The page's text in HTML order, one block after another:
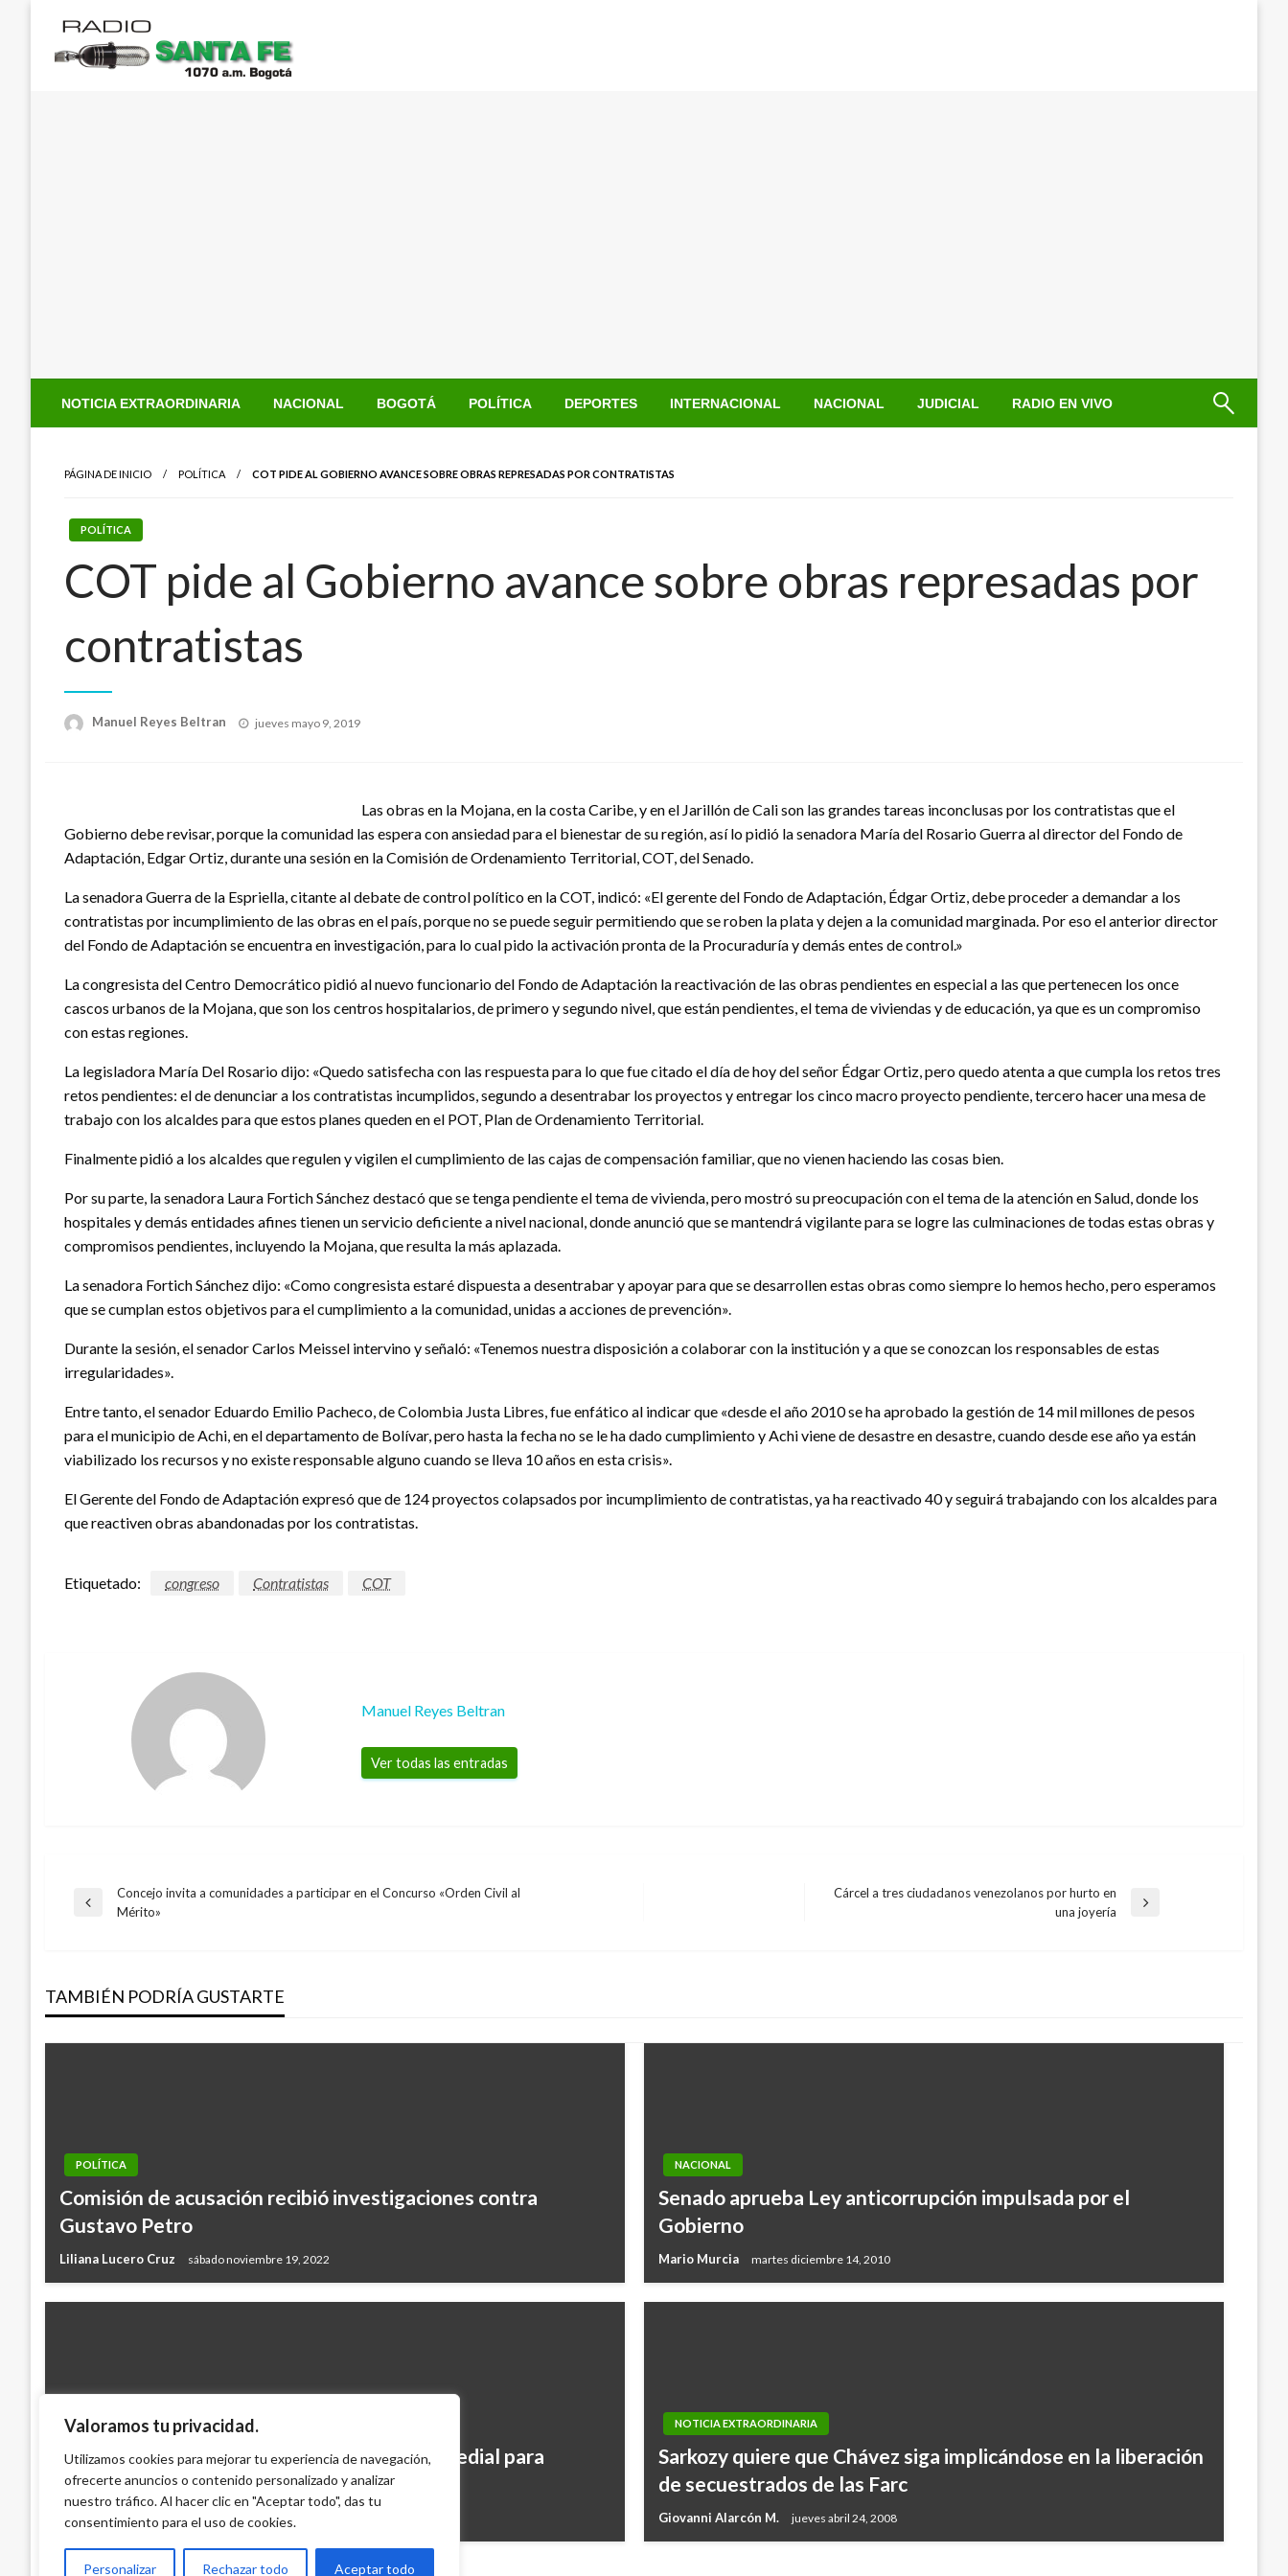
Valoramos tu privacidad.
Utilizamos cookies para mejorar tu experiencia de navegación,
ofrecerte anuncios o contenido personalizado y analizar
nuestro tráfico. Al hacer clic en "Aceptar todo", das tu
consentimiento para el uso de cookies.
Personalizar Rechazar todo Aceptar todo
contenido
NOTICIA EXTRAORDINARIA NACIONAL BOGOTÁ POLÍTICA DEPORTES INTERNACIONAL NACIONAL JUDICIAL RADIO EN VIVO
PÁGINA DE INICIO POLÍTICA COT PIDE AL GOBIERNO AVANCE SOBRE OBRAS REPRESADAS POR CONTRATISTAS
POLÍTICA
COT pide al Gobierno avance sobre obras represadas por
contratistas
Manuel Reyes Beltran
Publicado
jueves mayo 9, 2019
Las obras en la Mojana, en la costa Caribe, y en el Jarillón de Cali son las grandes tareas inconclusas por los contratistas que el
Gobierno debe revisar, porque la comunidad las espera con ansiedad para el bienestar de su región, así lo pidió la senadora María del Rosario Guerra al director del Fondo de
Adaptación, Edgar Ortiz, durante una sesión en la Comisión de Ordenamiento Territorial, COT, del Senado.
La senadora Guerra de la Espriella, citante al debate de control político en la COT, indicó: «El gerente del Fondo de Adaptación, Édgar Ortiz, debe proceder a demandar a los
contratistas por incumplimiento de las obras en el país, porque no se puede seguir permitiendo que se roben la plata y dejen a la comunidad marginada. Por eso el anterior director
del Fondo de Adaptación se encuentra en investigación, para lo cual pido la activación pronta de la Procuraduría y demás entes de control.»
La congresista del Centro Democrático pidió al nuevo funcionario del Fondo de Adaptación la reactivación de las obras pendientes en especial a las que pertenecen los once
cascos urbanos de la Mojana, que son los centros hospitalarios, de primero y segundo nivel, que están pendientes, el tema de viviendas y de educación, ya que es un compromiso
con estas regiones.
La legisladora María Del Rosario dijo: «Quedo satisfecha con las respuesta para lo que fue citado el día de hoy del señor Édgar Ortiz, pero quedo atenta a que cumpla los retos tres
retos pendientes: el de denunciar a los contratistas incumplidos, segundo a desentrabar los proyectos y entregar los cinco macro proyecto pendiente, tercero hacer una mesa de
trabajo con los alcaldes para que estos planes queden en el POT, Plan de Ordenamiento Territorial.
Finalmente pidió a los alcaldes que regulen y vigilen el cumplimiento de las cajas de compensación familiar, que no vienen haciendo las cosas bien.
Por su parte, la senadora Laura Fortich Sánchez destacó que se tenga pendiente el tema de vivienda, pero mostró su preocupación con el tema de la atención en Salud, donde los
hospitales y demás entidades afines tienen un servicio deficiente a nivel nacional, donde anunció que se mantendrá vigilante para se logre las culminaciones de todas estas obras y
compromisos pendientes, incluyendo la Mojana, que resulta la más aplazada.
La senadora Fortich Sánchez dijo: «Como congresista estaré dispuesta a desentrabar y apoyar para que se desarrollen estas obras como siempre lo hemos hecho, pero esperamos
que se cumplan estos objetivos para el cumplimiento a la comunidad, unidas a acciones de prevención».
Durante la sesión, el senador Carlos Meissel intervino y señaló: «Tenemos nuestra disposición a colaborar con la institución y a que se conozcan los responsables de estas
irregularidades».
Entre tanto, el senador Eduardo Emilio Pacheco, de Colombia Justa Libres, fue enfático al indicar que «desde el año 2010 se ha aprobado la gestión de 14 mil millones de pesos
para el municipio de Achi, en el departamento de Bolívar, pero hasta la fecha no se le ha dado cumplimiento y Achi viene de desastre en desastre, cuando desde ese año ya están
viabilizado los recursos y no existe responsable alguno cuando se lleva 10 años en esta crisis».
El Gerente del Fondo de Adaptación expresó que de 124 proyectos colapsados por incumplimiento de contratistas, ya ha reactivado 40 y seguirá trabajando con los alcaldes para
que reactiven obras abandonadas por los contratistas.
Etiquetado: congreso Contratistas COT
Manuel Reyes Beltran
Ver todas las entradas
Navegación
entradas
Entrada
Concejo invita a comunidades a participar en el Concurso «Orden Civil al
Mérito»
Cárcel a tres ciudadanos venezolanos por hurto en
una joyería
TAMBIÉN PODRÍA GUSTARTE
POLÍTICA
Comisión de acusación recibió investigaciones contra
Gustavo Petro
Liliana Lucero Cruz sábado noviembre 19, 2022
NACIONAL
Senado aprueba Ley anticorrupción impulsada por el
Gobierno
Mario Murcia martes diciembre 14, 2010
PANORAMA NACIONAL
Senado aprobó ley de medidas en gestión predial para
proyectos de Infraestructura
Iván Briceño viernes diciembre 12, 2014
NOTICIA EXTRAORDINARIA
Sarkozy quiere que Chávez siga implicándose en la liberación
de secuestrados de las Farc
Giovanni Alarcón M. jueves abril 24, 2008